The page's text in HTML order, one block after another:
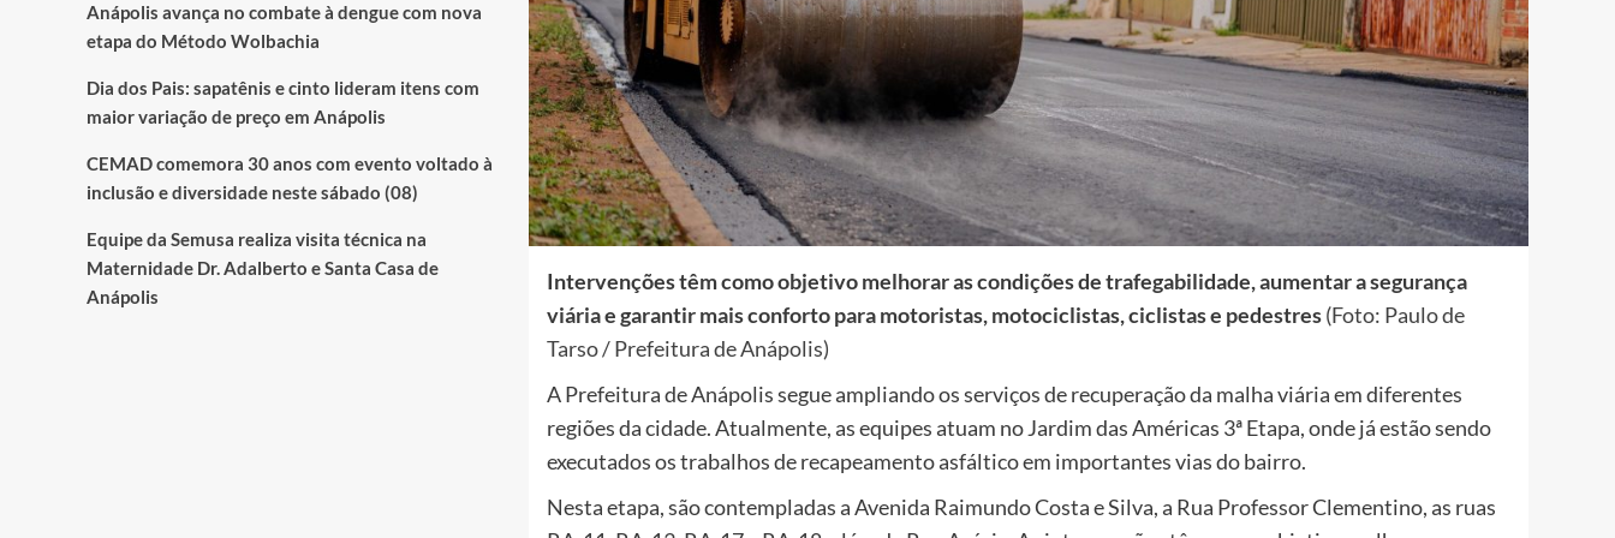
Intervenções têm como objetivo melhorar as condições de trafegabilidade, aumentar a segurança
viária e garantir mais conforto para motoristas, motociclistas, ciclistas e pedestres (Foto: Paulo de
Tarso / Prefeitura de Anápolis)
A Prefeitura de Anápolis segue ampliando os serviços de recuperação da malha viária em diferentes
regiões da cidade. Atualmente, as equipes atuam no Jardim das Américas 3ª Etapa, onde já estão sendo
executados os trabalhos de recapeamento asfáltico em importantes vias do bairro.
Nesta etapa, são contempladas a Avenida Raimundo Costa e Silva, a Rua Professor Clementino, as ruas
Anápolis avança no combate à dengue com nova
etapa do Método Wolbachia
Dia dos Pais: sapatênis e cinto lideram itens com
maior variação de preço em Anápolis
CEMAD comemora 30 anos com evento voltado à
inclusão e diversidade neste sábado (08)
Equipe da Semusa realiza visita técnica na
Maternidade Dr. Adalberto e Santa Casa de
Anápolis